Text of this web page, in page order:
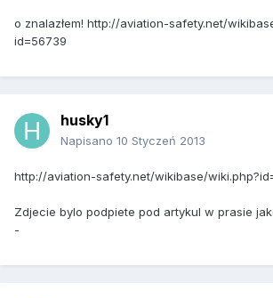
o znalazłem! http://aviation-safety.net/
id=56739
husky1
Napisano 10 Styczeń 2013
http://aviation-safety.net/wikibase/
Zdjecie bylo podpiete pod artykul w prasie
-